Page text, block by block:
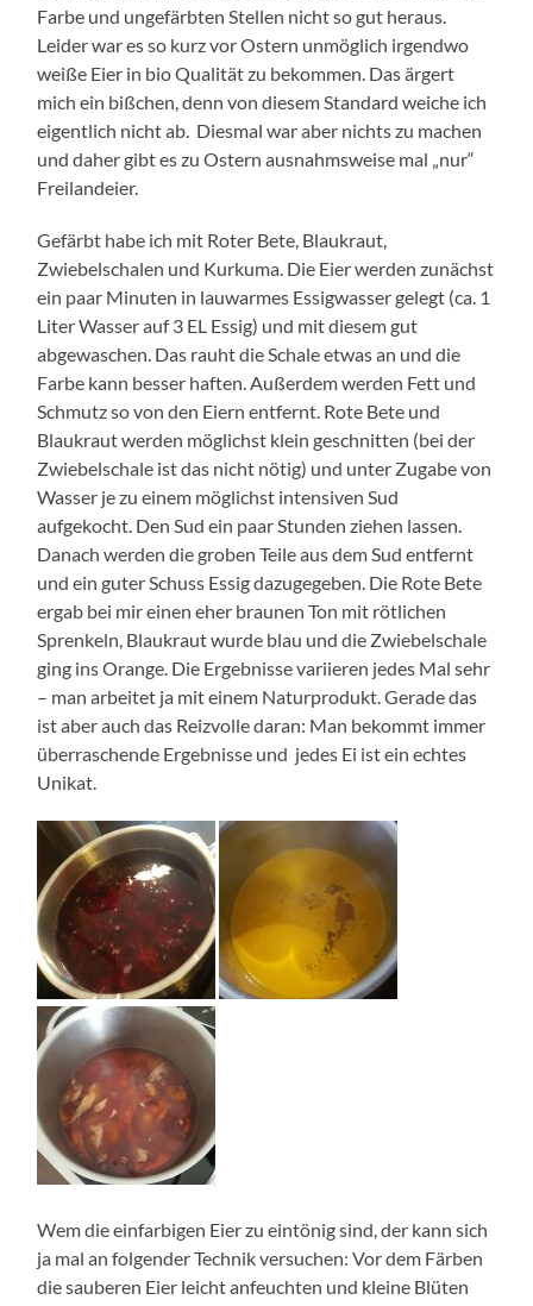
Farbe und ungefärbten Stellen nicht so gut heraus.
Leider war es so kurz vor Ostern unmöglich irgendwo
weiße Eier in bio Qualität zu bekommen. Das ärgert
mich ein bißchen, denn von diesem Standard weiche ich
eigentlich nicht ab. Diesmal war aber nichts zu machen
und daher gibt es zu Ostern ausnahmsweise mal „nur“
Freilandeier.
Gefärbt habe ich mit Roter Bete, Blaukraut,
Zwiebelschalen und Kurkuma. Die Eier werden zunächst
ein paar Minuten in lauwarmes Essigwasser gelegt (ca. 1
Liter Wasser auf 3 EL Essig) und mit diesem gut
abgewaschen. Das rauht die Schale etwas an und die
Farbe kann besser haften. Außerdem werden Fett und
Schmutz so von den Eiern entfernt. Rote Bete und
Blaukraut werden möglichst klein geschnitten (bei der
Zwiebelschale ist das nicht nötig) und unter Zugabe von
Wasser je zu einem möglichst intensiven Sud
aufgekocht. Den Sud ein paar Stunden ziehen lassen.
Danach werden die groben Teile aus dem Sud entfernt
und ein guter Schuss Essig dazugegeben. Die Rote Bete
ergab bei mir einen eher braunen Ton mit rötlichen
Sprenkeln, Blaukraut wurde blau und die Zwiebelschale
ging ins Orange. Die Ergebnisse variieren jedes Mal sehr
– man arbeitet ja mit einem Naturprodukt. Gerade das
ist aber auch das Reizvolle daran: Man bekommt immer
überraschende Ergebnisse und jedes Ei ist ein echtes
Unikat.
Wem die einfarbigen Eier zu eintönig sind, der kann sich
ja mal an folgender Technik versuchen: Vor dem Färben
die sauberen Eier leicht anfeuchten und kleine Blüten